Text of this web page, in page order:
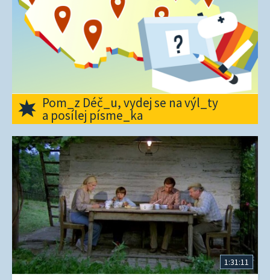
Pom_z Déč_u, vydej se na výl_ty
a posílej písme_ka
1:31:11